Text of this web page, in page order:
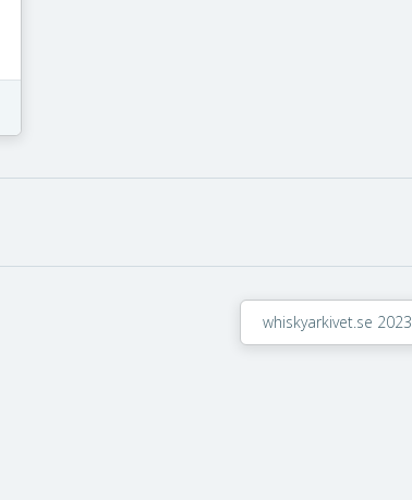
whiskyarkivet.se 2023